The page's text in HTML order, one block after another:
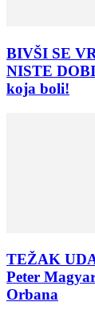
BIVŠI SE
NISTE
koja boli!
TEŽAK
Peter
Orbana